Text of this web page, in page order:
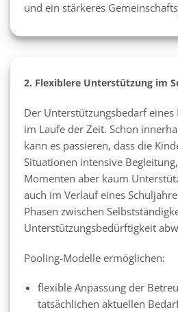
und ein stärkeres
2. Flexiblere Unterstützung im
Der Unterstützungsbedarf eines
im Laufe der Zeit. Schon
kann es passieren, dass die
Situationen intensive
Momenten aber kaum
auch im Verlauf eines
Phasen zwischen
Unterstützungsbedürftigkeit
Pooling-Modelle ermöglichen:
flexible Anpassung der
tatsächlichen aktuellen